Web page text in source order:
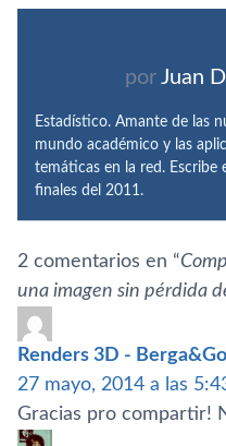
por Juan
Estadístico. Amante de las
mundo académico y las
temáticas en la red.
finales del 2011.
2 comentarios en “
una imagen sin pérdida
Renders 3D -
27 mayo, 2014 a las
Gracias pro compartir!